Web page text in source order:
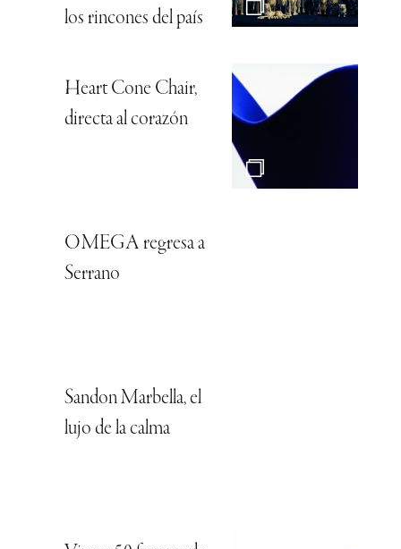
los rincones del país
Heart Cone Chair,
directa al corazón
OMEGA regresa a
Serrano
Sandon Marbella, el
lujo de la calma